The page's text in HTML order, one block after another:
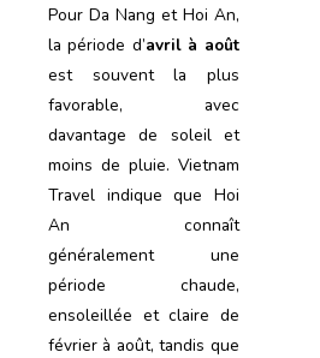
Pour Da Nang et Hoi An,
la période d’avril à août
est souvent la plus
favorable, avec
davantage de soleil et
moins de pluie. Vietnam
Travel indique que Hoi
An connaît
généralement une
période chaude,
ensoleillée et claire de
février à août, tandis que